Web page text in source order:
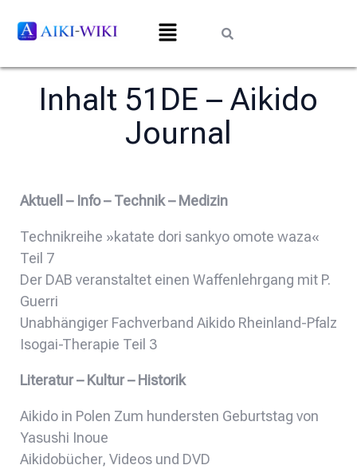
Inhalt 51DE – Aikido
Journal
Aktuell – Info – Technik – Medizin
Technikreihe »katate dori sankyo omote waza«
Teil 7
Der DAB veranstaltet einen Waffenlehrgang mit P.
Guerri
Unabhängiger Fachverband Aikido Rheinland-Pfalz
Isogai-Therapie Teil 3
Literatur – Kultur – Historik
Aikido in Polen Zum hundersten Geburtstag von
Yasushi Inoue
Aikidobücher, Videos und DVD